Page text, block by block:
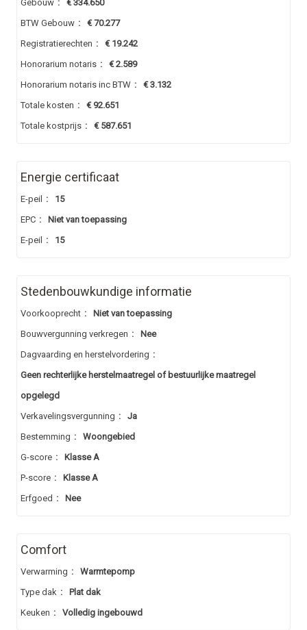
Gebouw :
€ 334.650
BTW Gebouw :
€ 70.277
Registratierechten :
€ 19.242
Honorarium notaris :
€ 2.589
Honorarium notaris inc BTW :
€ 3.132
Totale kosten :
€ 92.651
Totale kostprijs : € 587.651
Energie certificaat
E-peil :
15
EPC :
Niet van toepassing
E-peil : 15
Stedenbouwkundige informatie
Voorkooprecht :
Niet van toepassing
Bouwvergunning verkregen :
Nee
Dagvaarding en herstelvordering :
Geen rechterlijke herstelmaatregel of bestuurlijke maatregel
opgelegd
Verkavelingsvergunning :
Ja
Bestemming :
Woongebied
G-score :
Klasse A
P-score :
Klasse A
Erfgoed : Nee
Comfort
Verwarming :
Warmtepomp
Type dak :
Plat dak
Keuken : Volledig ingebouwd